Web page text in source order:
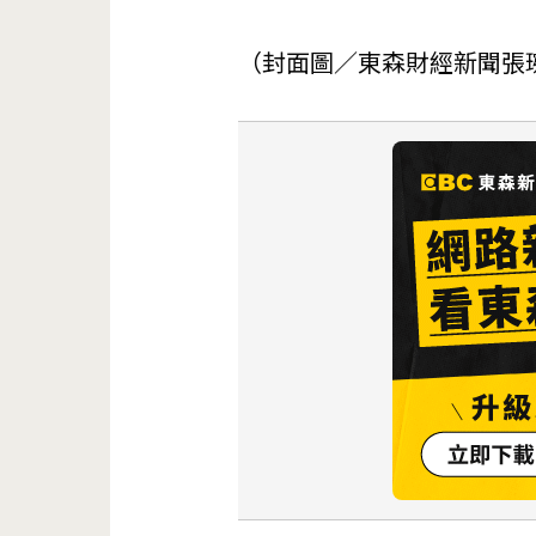
（封面圖／東森財經新聞